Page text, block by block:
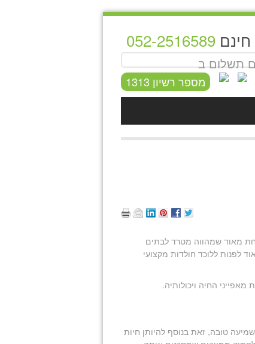
052-2516589
תשלום ב
מספר רשיון 1313
מאוד שמהווה מטרד לבתים
לפנות ללוכד חולדות מקצועי
החיה ויכולותיה.
טובה, זאת בנוסף להיותן חיות